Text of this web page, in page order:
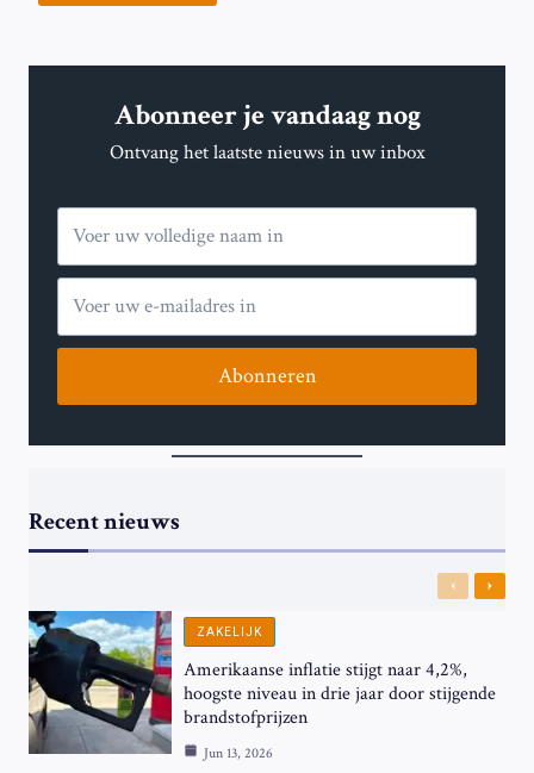
Abonneer je vandaag nog
Ontvang het laatste nieuws in uw inbox
Abonneren
Recent nieuws
Previous
Next
ZAKELIJK
Amerikaanse inflatie stijgt naar 4,2%,
hoogste niveau in drie jaar door stijgende
brandstofprijzen
Jun 13, 2026